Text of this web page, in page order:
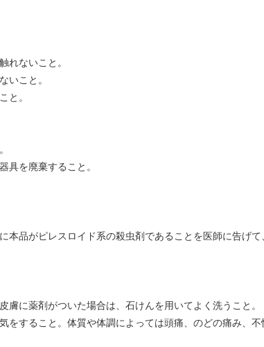
れないこと。
いこと。
と。
具を廃棄すること。
品がピレスロイド系の殺虫剤であることを医師に告げて
に薬剤がついた場合は、石けんを用いてよく洗うこと。
すること。体質や体調によっては頭痛、のどの痛み、不